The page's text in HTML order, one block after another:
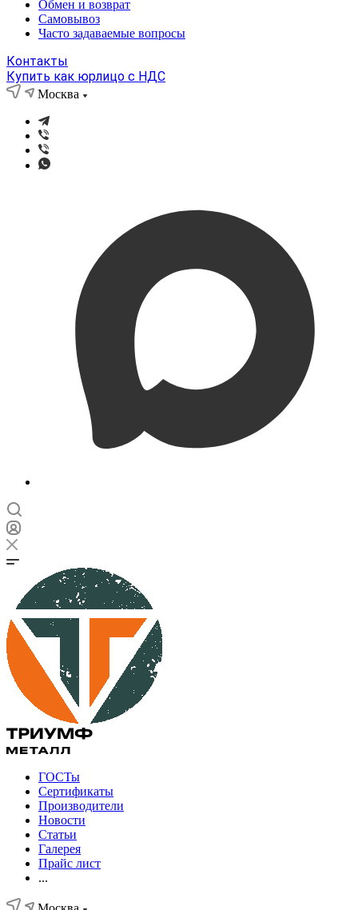
Обмен и возврат
Самовывоз
Часто задаваемые вопросы
Контакты
Купить как юрлицо с НДС
Москва
ГОСТы
Сертификаты
Производители
Новости
Статьи
Галерея
Прайс лист
...